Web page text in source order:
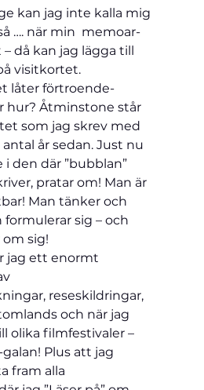
kan jag inte kalla mig
…. när min memoar-
då kan jag lägga till
visitkortet.
låter förtroende-
hur? Åtminstone står
som jag skrev med
år sedan. Just nu
i den där ”bubblan”
pratar om! Man är
Man tänker och
sig – och
sig!
jag ett enormt
reseskildringar,
och när jag
olika filmfestivaler –
galan! Plus att jag
fram alla